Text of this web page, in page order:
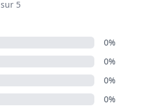
sur 5
0%
0%
0%
0%